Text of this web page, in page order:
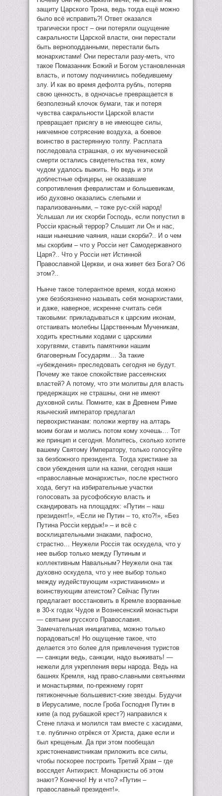
защиту Царского Трона, ведь тогда ещё можно
было всё исправить?! Ответ оказался
трагически прост – они потеряли ощущение
сакральности Царской власти, они перестали
быть верноподданными, перестали быть
монархистами! Они перестали разу-меть, что
такое Помазанник Божий и Богом установленная
власть, и потому подчинились победившему
злу. И как во время дефолта рубль, потеряв
свою ценность, в одночасье превращается в
безполезный клочок бумаги, так и потеря
чувства сакральности Царской власти
превращает присягу в не имеющее силы,
никчемное сотрясение воздуха, а боевое
воинство в растерянную толпу. Расплата
последовала страшная, о их мученической
смерти остались свидетельства тех, кому
чудом удалось выжить. Но ведь и эти
доблестные офицеры, не оказавшие
сопротивления февралистам и большевикам,
ибо духовно оказались слепыми и
парализованными, – тоже рус-скiй народ!
Услышал ли их скорби Господь, если попустил в
Россiи красный террор? Слышит ли Он и нас,
наши нынешние чаяния, наши скорби?.. И о чем
мы скорбим – что у Россiи нет Самодержавного
Царя?.. Что у Россiи нет Истинной
Православной Церкви, и она живет без Бога? Об
этом?..
Нынче такое толерантное время, когда можно
уже безбоязненно называть себя монархистами,
и даже, наверное, искренне считать себя
таковыми: прикладываться к царским иконам,
отстаивать молебны Царственным Мученикам,
ходить крестными ходами с царскими
хоругвями, ставить памятники нашим
благоверным Государям… За такие
«убеждения» преследовать сегодня не будут.
Почему же такое спокойствие рассеянских
властей? А потому, что эти молитвы для власть
предержащих не страшны, они не имеют
духовной силы. Помните, как в Древнем Риме
языческий император предлагал
первохристианам: положи жертву на алтарь
моим богам и молись потом кому хочешь… Тот
же принцип и сегодня. Молитесь, сколько хотите
вашему Святому Императору, только голосуйте
за безбожного президента. Тогда христиане за
свои убеждения шли на казни, сегодня наши
«православные монархисты», после крестного
хода, бегут на избирательные участки
голосовать за русофобскую власть и
скандировать на площадях: «Путин – наш
президент!», «Если не Путин – то, кто?!», «Без
Путина Россiи кердык!» – и всё с
восклицательными знаками, пафосно,
страстно… Неужели Россiя так оскудела, что у
нее выбор только между Путиным и
коллективным Навальным? Неужели она так
духовно оскудела, что у нее выбор только
между иудействующим «христианином» и
воинствующим атеистом? Сейчас Путин
предлагает восстановить в Кремле взорванные
в 30-х годах Чудов и Вознесенский монастыри
— святыни русского Православия.
Замечательная инициатива, можно только
порадоваться! Но ощущение такое, что
делается это более для привлечения туристов
— санкции ведь, санкции, надо выживать! —
нежели для укрепления веры народа. Ведь на
башнях Кремля, над право-славными святынями
и монастырями, по-прежнему горят
пятиконечные большевист-ские звезды. Будучи
в Иерусалиме, после Гроба Господня Путин в
кипе (а под рубашкой крест?) направился к
Стене плача и молился там вместе с хасидами,
т.е. публично отрёкся от Христа, даже если и
был крещеным. Да при этом пообещал
христоненавистникам приложить все силы,
чтобы поскорее построить Третий Храм – где
воссядет Антихрист. Монархисты об этом
знают? Конечно! Ну и что? «Путин –
православный президент!».